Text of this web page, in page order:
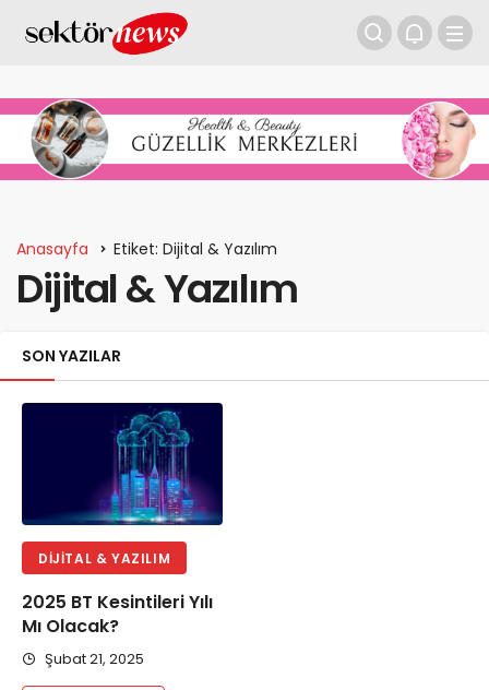
Anasayfa Etiket: Dijital & Yazılım
Dijital & Yazılım
SON YAZILAR
DIJITAL & YAZILIM
2025 BT Kesintileri Yılı
Mı Olacak?
Şubat 21, 2025